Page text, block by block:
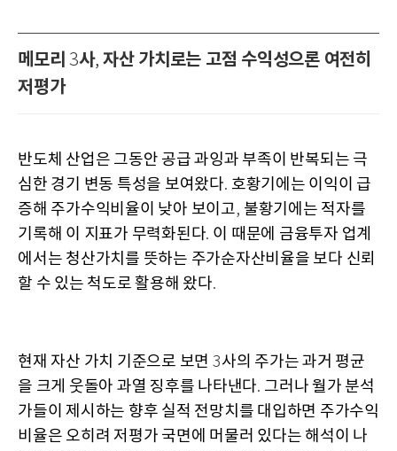
메모리 3사, 자산 가치로는 고점 수익성으론 여전히
저평가
반도체 산업은 그동안 공급 과잉과 부족이 반복되는 극
심한 경기 변동 특성을 보여왔다. 호황기에는 이익이 급
증해 주가수익비율이 낮아 보이고, 불황기에는 적자를
기록해 이 지표가 무력화된다. 이 때문에 금융투자 업계
에서는 청산가치를 뜻하는 주가순자산비율을 보다 신뢰
할 수 있는 척도로 활용해 왔다.
현재 자산 가치 기준으로 보면 3사의 주가는 과거 평균
을 크게 웃돌아 과열 징후를 나타낸다. 그러나 월가 분석
가들이 제시하는 향후 실적 전망치를 대입하면 주가수익
비율은 오히려 저평가 국면에 머물러 있다는 해석이 나